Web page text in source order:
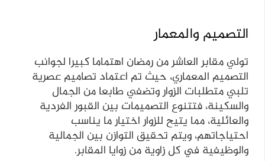
التصميم والمعمار
تولي مقابر العاشر من رمضان اهتماما كبيرا لجوانب
التصميم المعماري، حيث تم اعتماد تصاميم عصرية
تلبي متطلبات الزوار وتضفي طابعا من الجمال
والسكينة، فتتنوع التصميمات بين القبور الفردية
والعائلية، مما يتيح للزوار اختيار ما يناسب
احتياجاتهم، ويتم تحقيق التوازن بين الجمالية
والوظيفية في كل زاوية من زوايا المقابر.